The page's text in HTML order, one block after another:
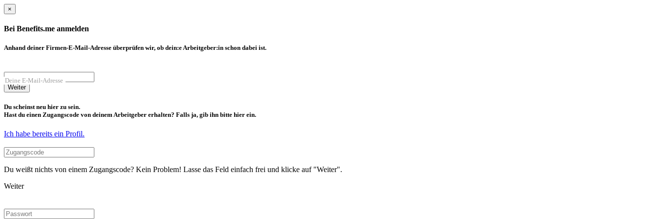
×
Bei Benefits.me anmelden
Anhand deiner Firmen-E-Mail-Adresse überprüfen wir, ob dein:e Arbeitgeber:in schon dabei ist.
Deine E-Mail-Adresse
Weiter
Du scheinst neu hier zu sein.
Hast du einen Zugangscode von deinem Arbeitgeber erhalten? Falls ja, gib ihn bitte hier ein.
Ich habe bereits ein Profil.
Du weißt nichts von einem Zugangscode? Kein Problem! Lasse das Feld einfach frei und klicke auf "Weiter".
Weiter